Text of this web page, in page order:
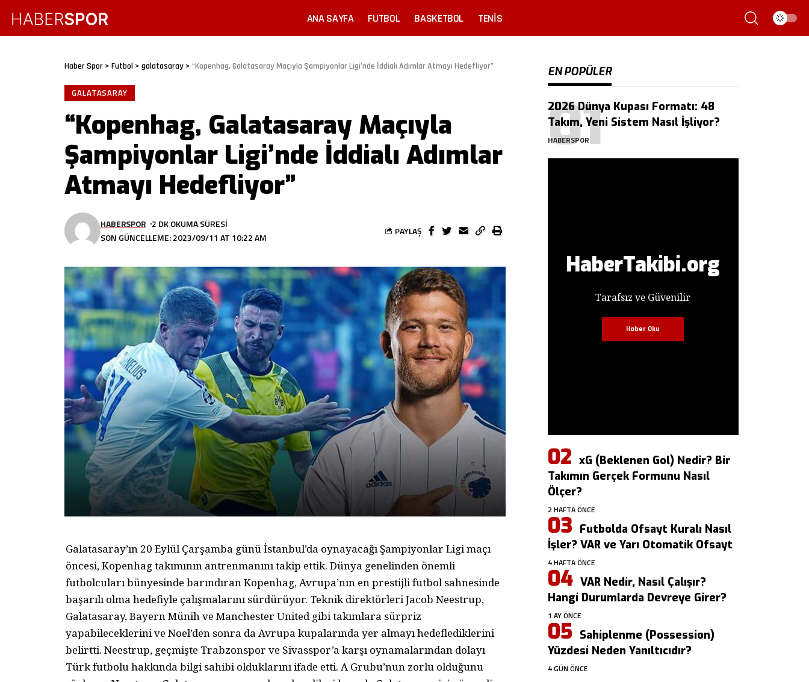
ANA SAYFA FUTBOL BASKETBOL TENIS
Haber Spor > Futbol > galatasaray > “Kopenhag, Galatasaray Maçıyla Şampiyonlar Ligi’nde İddialı Adımlar Atmayı Hedefliyor”
GALATASARAY
“Kopenhag, Galatasaray Maçıyla
Şampiyonlar Ligi’nde İddialı Adımlar
Atmayı Hedefliyor”
SON GÜNCELLEME: 2023/09/11 AT 10:22 AM
HABERSPOR 2 DK OKUMA SÜRESI
PAYLAŞ
Galatasaray’ın 20 Eylül Çarşamba günü İstanbul’da oynayacağı Şampiyonlar Ligi maçı
öncesi, Kopenhag takımının antrenmanını takip ettik. Dünya genelinden önemli
futbolcuları bünyesinde barındıran Kopenhag, Avrupa’nın en prestijli futbol sahnesinde
başarılı olma hedefiyle çalışmalarını sürdürüyor. Teknik direktörleri Jacob Neestrup,
Galatasaray, Bayern Münih ve Manchester United gibi takımlara sürpriz
yapabileceklerini ve Noel’den sonra da Avrupa kupalarında yer almayı hedeflediklerini
belirtti. Neestrup, geçmişte Trabzonspor ve Sivasspor’a karşı oynamalarından dolayı
Türk futbolu hakkında bilgi sahibi olduklarını ifade etti. A Grubu’nun zorlu olduğunu
EN POPÜLER
2026 Dünya Kupası Formatı: 48
Takım, Yeni Sistem Nasıl İşliyor?
HABERSPOR
HaberTakibi.org
Tarafsız ve Güvenilir
Haber Oku
xG (Beklenen Gol) Nedir? Bir
Takımın Gerçek Formunu Nasıl
Ölçer?
2 HAFTA ÖNCE
Futbolda Ofsayt Kuralı Nasıl
İşler? VAR ve Yarı Otomatik Ofsayt
4 HAFTA ÖNCE
VAR Nedir, Nasıl Çalışır?
Hangi Durumlarda Devreye Girer?
1 AY ÖNCE
Sahiplenme (Possession)
Yüzdesi Neden Yanıltıcıdır?
4 GÜN ÖNCE